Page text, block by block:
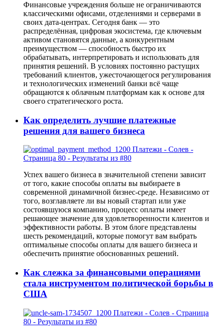
Финансовые учреждения больше не ограничиваются
классическими офисами, отделениями и серверами в
своих дата-центрах. Сегодня банк — это
распределённая, цифровая экосистема, где ключевым
активом становятся данные, а конкурентным
преимуществом — способность быстро их
обрабатывать, интерпретировать и использовать для
принятия решений. В условиях постоянно растущих
требований клиентов, ужесточающегося регулирования
и технологических изменений банки всё чаще
обращаются к облачным платформам как к основе для
своего стратегического роста.
Как определить лучшие платежные
решения для вашего бизнеса
Успех вашего бизнеса в значительной степени зависит
от того, какие способы оплаты вы выбираете в
современной динамичной бизнес-среде. Независимо от
того, возглавляете ли вы новый стартап или уже
состоявшуюся компанию, процесс оплаты имеет
решающее значение для удовлетворенности клиентов и
эффективности работы. В этом блоге представлены
шесть рекомендаций, которые помогут вам выбрать
оптимальные способы оплаты для вашего бизнеса и
обеспечить принятие обоснованных решений.
Как слежка за финансовыми операциями
стала инструментом политической борьбы в
США